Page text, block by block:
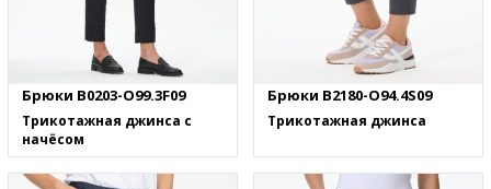
Брюки B0203-O99.3F09
Трикотажная джинса с
начёсом
Брюки B2180-O94.4S09
Трикотажная джинса